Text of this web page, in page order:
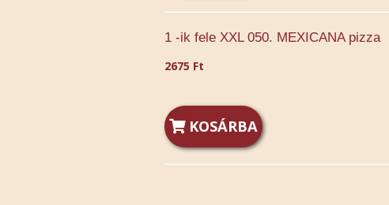
1 -ik fele XXL 050. MEXICANA pizza
2675 Ft
KOSÁRBA